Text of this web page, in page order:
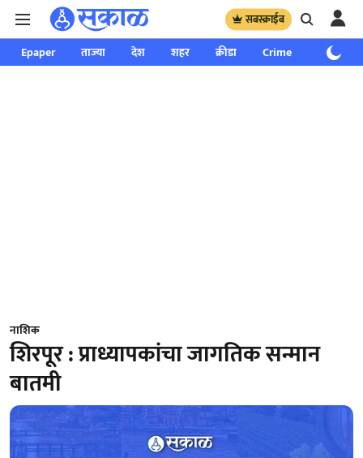
सबस्क्राईब
Epaper ताज्या देश शहर क्रीडा Crime साप्ताहिक
नाशिक
शिरपूर : प्राध्यापकांचा जागतिक सन्मान
बातमी